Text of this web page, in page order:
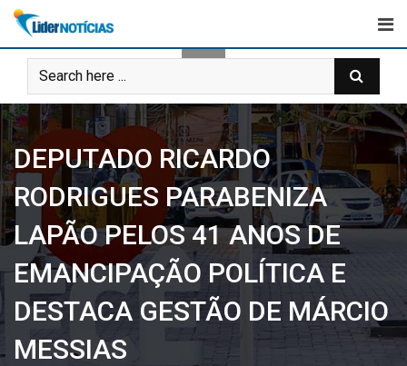
Skip
content
DEPUTADO RICARDO
RODRIGUES PARABENIZA
LAPÃO PELOS 41 ANOS DE
EMANCIPAÇÃO POLÍTICA E
DESTACA GESTÃO DE MÁRCIO
MESSIAS